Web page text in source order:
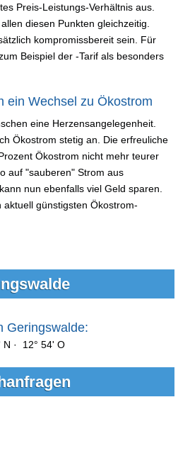
Preis-Leistungs-Verhältnis aus.
diesen Punkten gleichzeitig.
kompromissbereit sein. Für
Beispiel der -Tarif als besonders
ein Wechsel zu Ökostrom
eine Herzensangelegenheit.
Ökostrom stetig an. Die erfreuliche
Ökostrom nicht mehr teurer
auf "sauberen" Strom aus
nun ebenfalls viel Geld sparen.
aktuell günstigsten Ökostrom-
Geringswalde:
N · 12° 54' O